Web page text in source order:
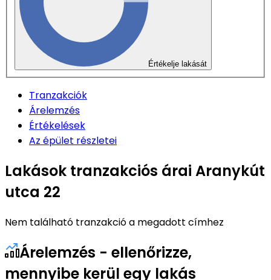
Értékelje lakását
Tranzakciók
Árelemzés
Értékelések
Az épület részletei
Lakások tranzakciós árai Aranykút
utca 22
Nem található tranzakció a megadott címhez
Árelemzés - ellenőrizze,
mennyibe kerül egy lakás